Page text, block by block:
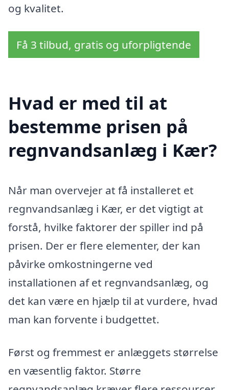
og kvalitet.
Få 3 tilbud, gratis og uforpligtende
Hvad er med til at
bestemme prisen på
regnvandsanlæg i Kær?
Når man overvejer at få installeret et
regnvandsanlæg i Kær, er det vigtigt at
forstå, hvilke faktorer der spiller ind på
prisen. Der er flere elementer, der kan
påvirke omkostningerne ved
installationen af et regnvandsanlæg, og
det kan være en hjælp til at vurdere, hvad
man kan forvente i budgettet.
Først og fremmest er anlæggets størrelse
en væsentlig faktor. Større